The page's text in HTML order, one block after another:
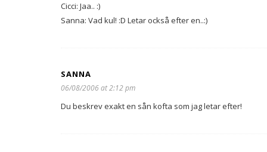
Cicci: Jaa.. :)
Sanna: Vad kul! :D Letar också efter en..:)
SANNA
06/08/2006 at 2:12 pm
Du beskrev exakt en sån kofta som jag letar efter!